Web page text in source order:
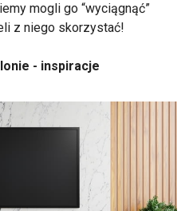
mogli go “wyciągnąć”
z niego skorzystać!
- inspiracje